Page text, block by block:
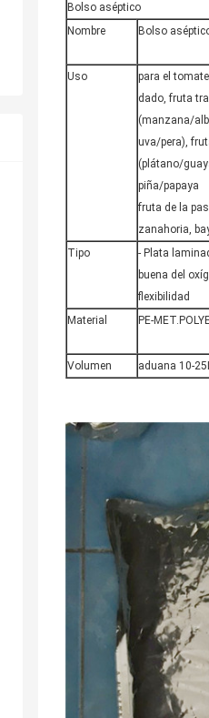
Bolso aséptico
Nombre
Bolso
Uso
para el
dado, fruta
(manzana/
uva/pera),
(plátano/
piña/papaya
fruta de la
zanahoria,
Tipo
- Plata
buena del
flexibilidad
Material
PE-
Volumen aduana 10-